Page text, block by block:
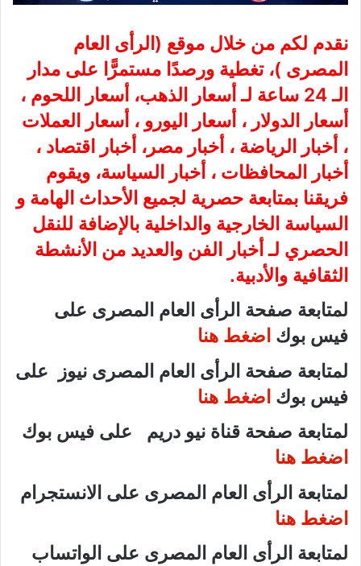
نقدم لكم من خلال موقع ( الرأى العام
المصرى )، تغطية ورصدًا مستمرًّا على مدار
الـ 24 ساعة لـ أسعار الذهب، أسعار اللحوم ،
أسعار الدولار ، أسعار اليورو ، أسعار العملات
، أخبار الرياضة ، أخبار مصر، أخبار اقتصاد ،
أخبار المحافظات ، أخبار السياسة، ويقوم
فريقنا بمتابعة حصرية لجميع الأحداث الهامة و
السياسة الخارجية والداخلية بالإضافة للنقل
الحصري لـ أخبار الفن والعديد من الأنشطة
الثقافية والأدبية.
لمتابعة صفحة الرأى العام المصرى على
فيس بوك اضغط هنا
لمتابعة صفحة الرأى العام المصرى نيوز على
فيس بوك اضغط هنا
لمتابعة صفحة قناة نيو دريم على فيس بوك
اضغط هنا
لمتابعة الرأى العام المصرى على الانستجرام
اضغط هنا
لمتابعة الرأى العام المصرى على الواتساب